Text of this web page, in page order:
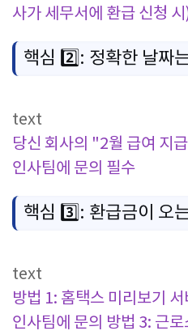
사가 세무서에 환급 신청 시
핵심 2️⃣: 정확한 날짜
text
당신 회사의 "2월 급여 지
인사팀에 문의 필수
핵심 3️⃣: 환급금이 오
text
방법 1: 홈택스 미리보기
인사팀에 문의 방법 3: 근